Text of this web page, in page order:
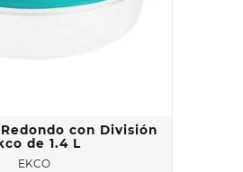
con División
de 1.4 L
EKCO